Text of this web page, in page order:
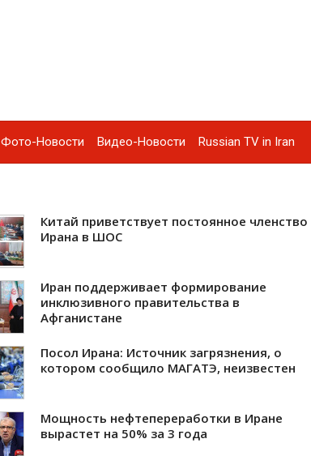
Фото-Новости Видео-Новости Russian TV in Iran
Китай приветствует постоянное членство
Ирана в ШОС
Иран поддерживает формирование
инклюзивного правительства в
Афганистане
Посол Ирана: Источник загрязнения, о
котором сообщило МАГАТЭ, неизвестен
Мощность нефтепереработки в Иране
вырастет на 50% за 3 года